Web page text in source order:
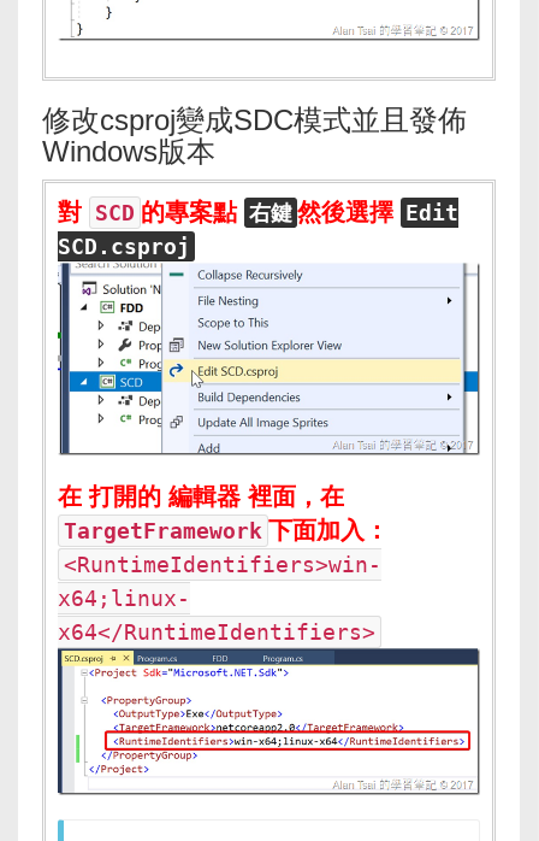
修改csproj變成SDC模式並且發佈
Windows版本
對 SCD 的專案點 右鍵然後選擇 Edit
SCD.csproj
在 打開的 編輯器 裡面，在
TargetFramework 下面加入：
<RuntimeIdentifiers>win-
x64;linux-
x64</RuntimeIdentifiers>